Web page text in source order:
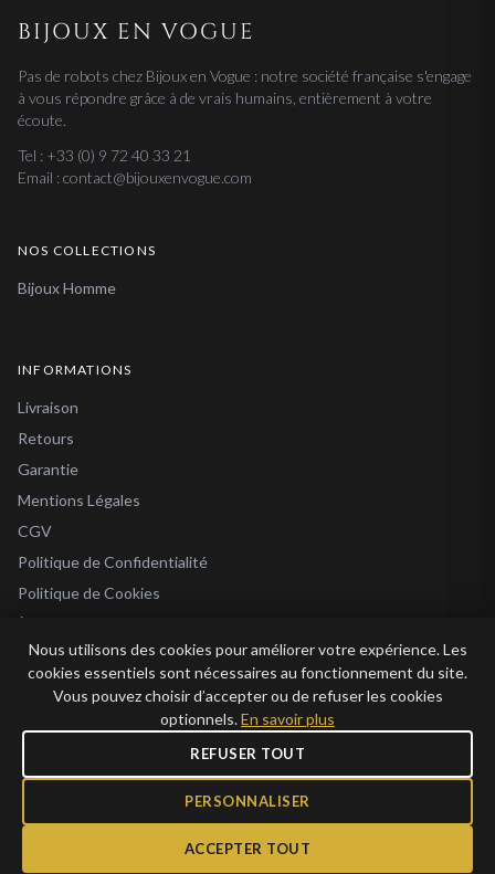
BIJOUX EN VOGUE
Pas de robots chez Bijoux en Vogue : notre société française s'engage
à vous répondre grâce à de vrais humains, entièrement à votre
écoute.
Tel : +33 (0) 9 72 40 33 21
Email : contact@bijouxenvogue.com
NOS COLLECTIONS
Bijoux Homme
INFORMATIONS
Livraison
Retours
Garantie
Mentions Légales
CGV
Politique de Confidentialité
Politique de Cookies
À Propos
Blog
Bijoux en Vogue SAS · SIRET 915 286 975 00015 · RCS Antibes · TVA FR69 915
Nous utilisons des cookies pour améliorer votre expérience. Les
cookies essentiels sont nécessaires au fonctionnement du site.
Vous pouvez choisir d’accepter ou de refuser les cookies
optionnels.En savoir plus
REFUSER TOUT
PERSONNALISER
ACCEPTER TOUT